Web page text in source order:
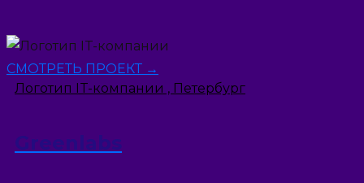
СМОТРЕТЬ ПРОЕКТ →
Логотип IT-компании , Петербург
Greenlabs